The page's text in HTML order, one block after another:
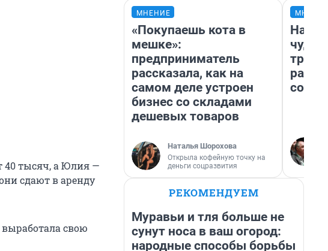
40 тысяч, а Юлия —
сдают в аренду
свою
МНЕНИЕ
«Покупаешь кота в
мешке»:
предприниматель
рассказала, как на
самом деле устроен
бизнес со складами
дешевых товаров
Наталья Шорохова
Открыла кофейную точку на
деньги соцразвития
РЕКОМЕНДУЕМ
Муравьи и тля больше не
сунут носа в ваш огород:
народные способы борьбы